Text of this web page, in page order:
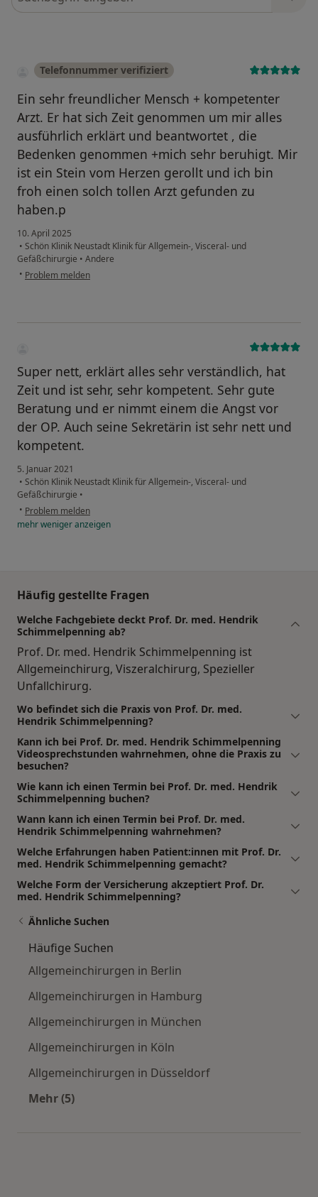
Telefonnummer verifiziert
Ein sehr freundlicher Mensch + kompetenter
Arzt. Er hat sich Zeit genommen um mir alles
ausführlich erklärt und beantwortet , die
Bedenken genommen +mich sehr beruhigt. Mir
ist ein Stein vom Herzen gerollt und ich bin
froh einen solch tollen Arzt gefunden zu
haben.p
10. April 2025
• Schön Klinik Neustadt Klinik für Allgemein-, Visceral- und
Gefäßchirurgie • Andere
• Problem melden
Super nett, erklärt alles sehr verständlich, hat
Zeit und ist sehr, sehr kompetent. Sehr gute
Beratung und er nimmt einem die Angst vor
der OP. Auch seine Sekretärin ist sehr nett und
kompetent.
5. Januar 2021
• Schön Klinik Neustadt Klinik für Allgemein-, Visceral- und
Gefäßchirurgie •
• Problem melden
mehrwenigeranzeigen
Häufig gestellte Fragen
Welche Fachgebiete deckt Prof. Dr. med. Hendrik
Schimmelpenning ab?
Prof. Dr. med. Hendrik Schimmelpenning ist
Allgemeinchirurg, Viszeralchirurg, Spezieller
Unfallchirurg.
Wo befindet sich die Praxis von Prof. Dr. med.
Hendrik Schimmelpenning?
Kann ich bei Prof. Dr. med. Hendrik Schimmelpenning
Videosprechstunden wahrnehmen, ohne die Praxis zu
besuchen?
Wie kann ich einen Termin bei Prof. Dr. med. Hendrik
Schimmelpenning buchen?
Wann kann ich einen Termin bei Prof. Dr. med.
Hendrik Schimmelpenning wahrnehmen?
Welche Erfahrungen haben Patient:innen mit Prof. Dr.
med. Hendrik Schimmelpenning gemacht?
Welche Form der Versicherung akzeptiert Prof. Dr.
med. Hendrik Schimmelpenning?
Ähnliche Suchen
Häufige Suchen
Allgemeinchirurgen in Berlin
Allgemeinchirurgen in Hamburg
Allgemeinchirurgen in München
Allgemeinchirurgen in Köln
Allgemeinchirurgen in Düsseldorf
Mehr (5)